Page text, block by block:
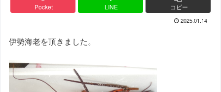
Pocket LINE コピー
2025.01.14
伊勢海老を頂きました。